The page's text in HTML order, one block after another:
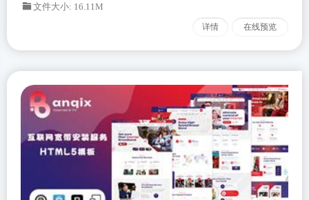
文件大小: 16.11M
详情 在线预览